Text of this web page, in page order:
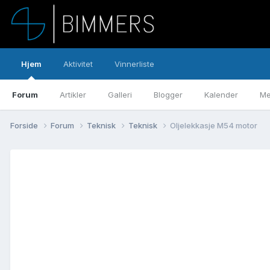
Hjem
Forum Artikler Galleri Blogger Kalender
Aktivitet Vinnerliste
Forside Forum Teknisk Teknisk Oljelekkasje M54 motor